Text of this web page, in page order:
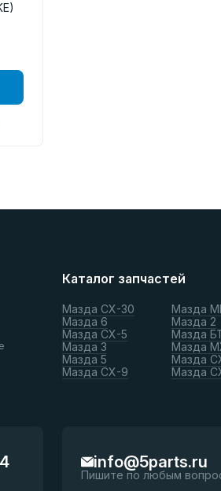
Каталог запчастей
Мазда СХ-30
Мазда 6
Мазда СХ-5
Мазда 3
Мазда 5
Мазда СХ-9
Мазда
Мазда 2
Мазда
Мазда
Мазда
Мазда
info@5parts.ru
Пишите по любым